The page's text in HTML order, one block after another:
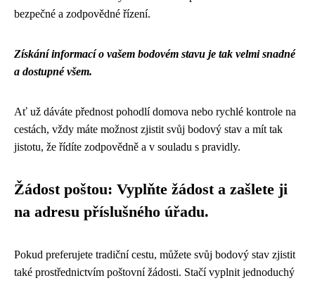
bezpečné a zodpovědné řízení.
Získání informací o vašem bodovém stavu je tak velmi snadné
a dostupné všem.
Ať už dáváte přednost pohodlí domova nebo rychlé kontrole na
cestách, vždy máte možnost zjistit svůj bodový stav a mít tak
jistotu, že řídíte zodpovědně a v souladu s pravidly.
Žádost poštou: Vyplňte žádost a zašlete ji
na adresu příslušného úřadu.
Pokud preferujete tradiční cestu, můžete svůj bodový stav zjistit
také prostřednictvím poštovní žádosti. Stačí vyplnit jednoduchý